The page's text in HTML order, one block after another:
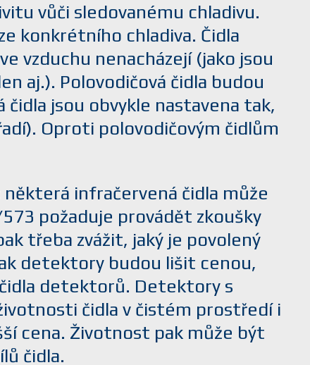
vůči sledovanému chladivu.
konkrétního chladiva. Čidla
vzduchu nenacházejí (jako jsou
aj.). Polovodičová čidla budou
jsou obvykle nastavena tak,
Oproti polovodičovým čidlům
infračervená čidla může
požaduje provádět zkoušky
třeba zvážit, jaký je povolený
detektory budou lišit cenou,
detektorů. Detektory s
čidla v čistém prostředí i
cena. Životnost pak může být
čidla.